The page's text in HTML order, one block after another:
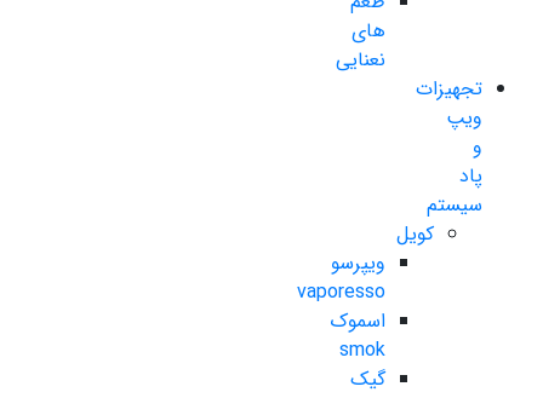
های
نعنایی
تجهیزات
ویپ
و
پاد
سیستم
کویل
ویپرسو
vaporesso
اسموک
smok
گیک